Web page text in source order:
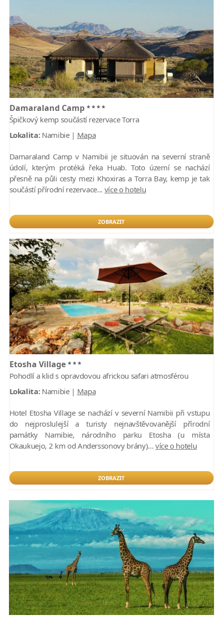
Damaraland Camp****
Špičkový kemp součástí rezervace Torra
Lokalita:Namibie | Mapa
Damaraland Camp v Namibii je situován na severní straně
údolí, kterým protéká řeka Huab. Toto území se nachází
přesně na půli cesty mezi Khoxiras a Torra Bay, kemp je tak
součástí přírodní rezervace... více o hotelu
ZOBRAZIT
Etosha Village***
Pohodlí a klid s opravdovou africkou safari atmosférou
Lokalita:Namibie | Mapa
Hotel Etosha Village se nachází v severní Namibii při vstupu
do nejproslulejší a turisty nejnavštěvovanější přírodní
památky Namibie, národního parku Etosha (u místa
Okaukuejo, 2 km od Anderssonovy brány)... více o hotelu
ZOBRAZIT